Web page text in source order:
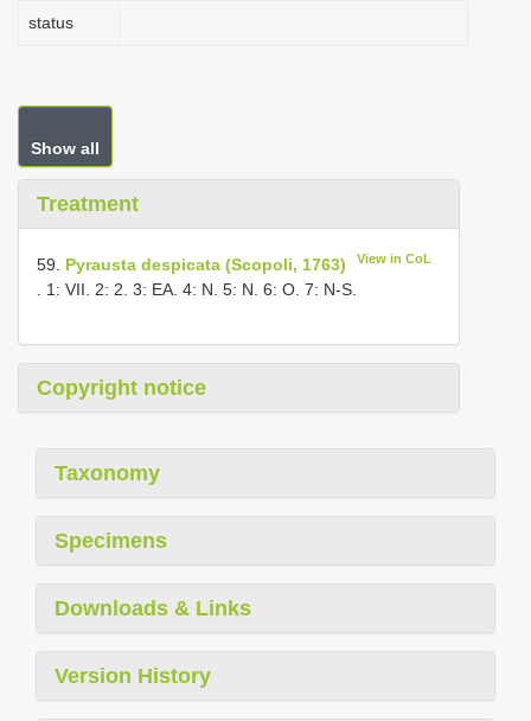
status
Show all
Treatment
59. Pyrausta despicata (Scopoli, 1763) View in CoL
. 1: VII. 2: 2. 3: EA. 4: N. 5: N. 6: O. 7: N-S.
Copyright notice
Taxonomy
Specimens
Downloads & Links
Version History